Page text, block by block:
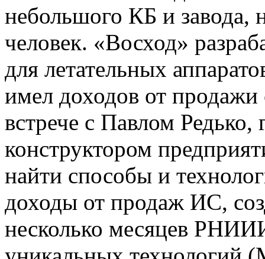
небольшого КБ и завода,
человек. «Восход»
для летательных
имел доходов от
встрече с Павлом
конструктором
найти способы и
доходы от продаж ИС,
несколько месяцев